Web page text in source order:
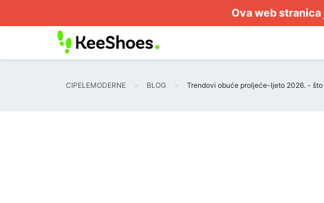
Ova web stranica
CIPELEMODERNE BLOG Trendovi obuće proljeće-ljeto 2026. -